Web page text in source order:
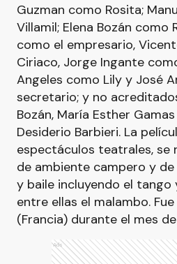
Guzman como Rosita;
Villamil; Elena Bozán como
como el empresario,
Ciriaco, Jorge Ingante
Angeles como Lily y José
secretario; y no
Bozán, María Esther
Desiderio Barbieri. La
espectáculos teatrales, se
de ambiente campero y
y baile incluyendo el tango
entre ellas el malambo.
(Francia) durante el mes de
Ads